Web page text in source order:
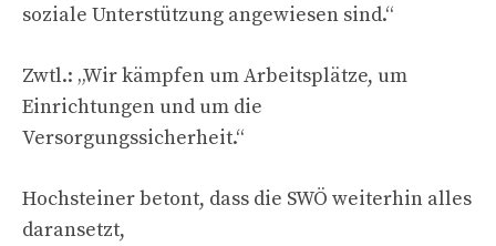
soziale Unterstützung angewiesen sind.“
Zwtl.: „Wir kämpfen um Arbeitsplätze, um
Einrichtungen und um die
Versorgungssicherheit.“
Hochsteiner betont, dass die SWÖ weiterhin alles
daransetzt,